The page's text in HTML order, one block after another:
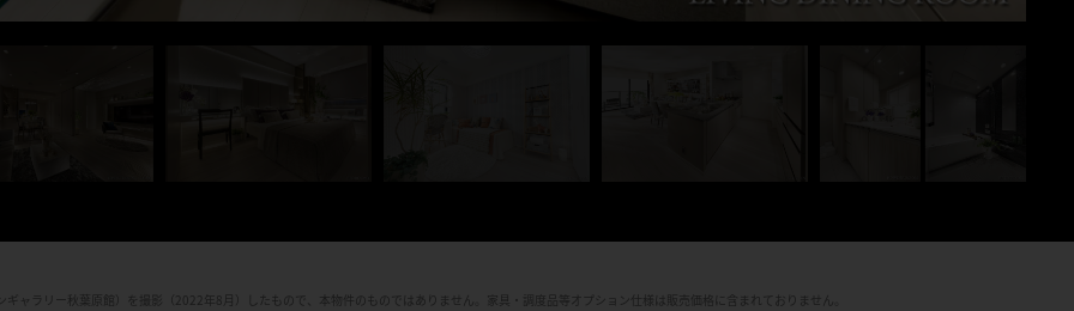
ャラリー秋葉原館）を撮影（2022年8月）したもので、本物件のものではありません。家具・調度品等オプション仕様は販売価格に含まれておりません。